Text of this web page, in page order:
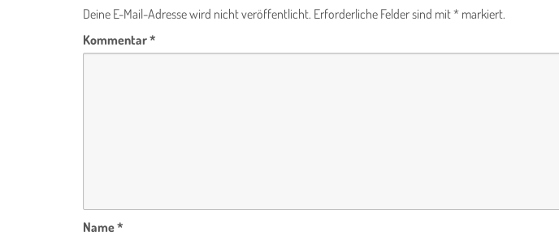
Deine E-Mail-Adresse wird nicht veröffentlicht. Erforderliche Felder sind mit* markiert.
Kommentar*
Name*